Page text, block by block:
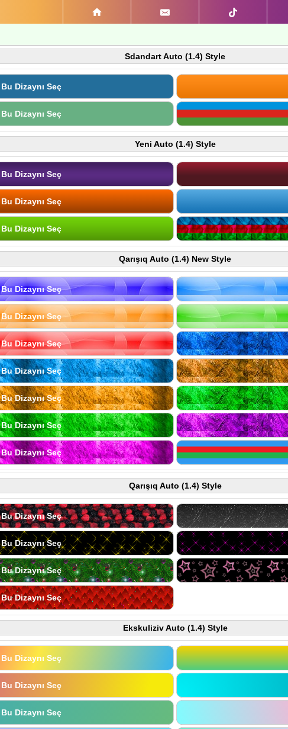
Sdandart Auto (1.4) Style
Bu Dizaynı Seç
Bu Dizaynı Seç
Yeni Auto (1.4) Style
Bu Dizaynı Seç
Bu Dizaynı Seç
Bu Dizaynı Seç
Qarışıq Auto (1.4) New Style
Bu Dizaynı Seç
Bu Dizaynı Seç
Bu Dizaynı Seç
Bu Dizaynı Seç
Bu Dizaynı Seç
Bu Dizaynı Seç
Bu Dizaynı Seç
Qarışıq Auto (1.4) Style
Bu Dizaynı Seç
Bu Dizaynı Seç
Bu Dizaynı Seç
Bu Dizaynı Seç
Ekskuliziv Auto (1.4) Style
Bu Dizaynı Seç
Bu Dizaynı Seç
Bu Dizaynı Seç